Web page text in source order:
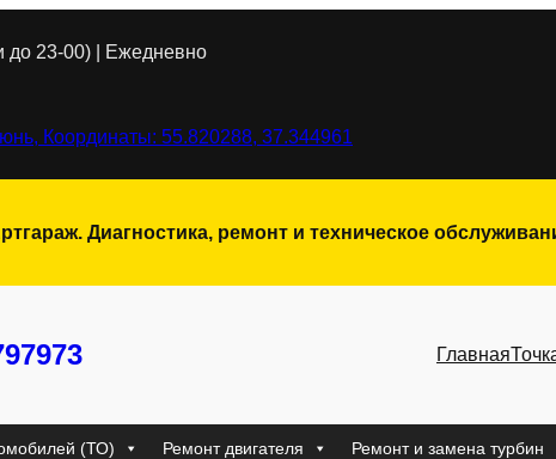
до 23-00) | Ежедневно
Координаты: 55.820288, 37.344961
Диагностика, ремонт и техническое
Главная
(ТО) Ремонт двигателя Ремонт и замена турбин